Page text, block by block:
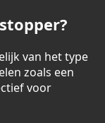
van het type
zoals een
voor